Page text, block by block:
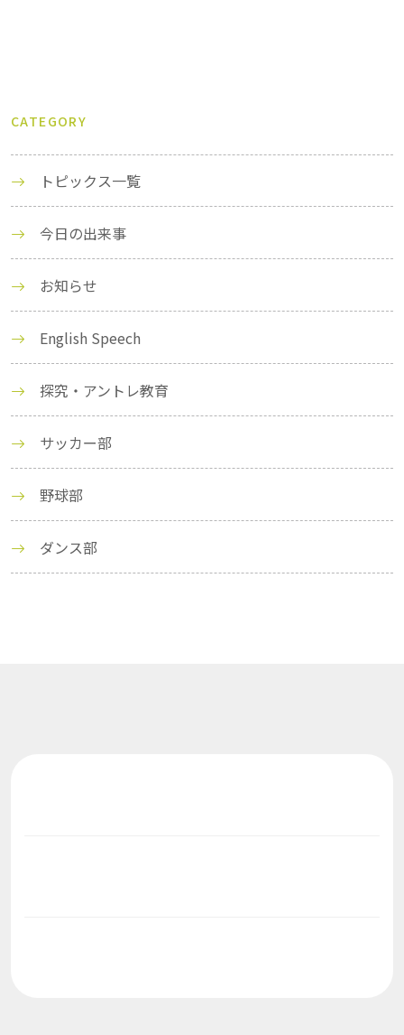
CATEGORY
トピックス一覧
今日の出来事
お知らせ
English Speech
探究・アントレ教育
サッカー部
野球部
ダンス部